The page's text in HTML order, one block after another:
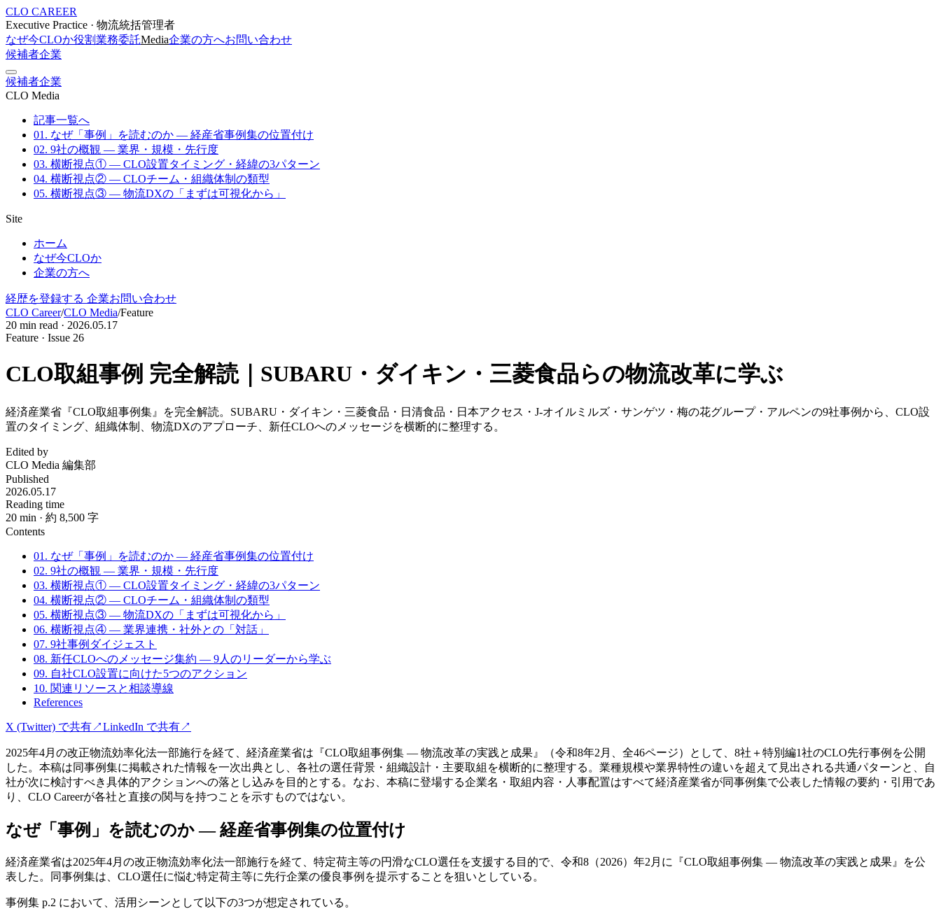
CLO CAREER
Executive Practice · 物流統括管理者
なぜ今CLOか役割業務委託Media企業の方へお問い合わせ
候補者企業
候補者企業
CLO Media
記事一覧へ
01. なぜ「事例」を読むのか — 経産省事例集の位置付け
02. 9社の概観 — 業界・規模・先行度
03. 横断視点① — CLO設置タイミング・経緯の3パターン
04. 横断視点② — CLOチーム・組織体制の類型
05. 横断視点③ — 物流DXの「まずは可視化から」
Site
ホーム
なぜ今CLOか
企業の方へ
経歴を登録する 企業お問い合わせ
CLO Career/CLO Media/Feature
20 min read · 2026.05.17
Feature · Issue 26
CLO取組事例 完全解読｜SUBARU・ダイキン・三菱食品らの物流改革に学ぶ
経済産業省『CLO取組事例集』を完全解読。SUBARU・ダイキン・三菱食品・日清食品・日本アクセス・J-オイルミルズ・サンゲツ・梅の花グループ・アルペンの9社事例から、CLO設
置のタイミング、組織体制、物流DXのアプローチ、新任CLOへのメッセージを横断的に整理する。
Edited by
CLO Media 編集部
Published
2026.05.17
Reading time
20 min · 約 8,500 字
Contents
01. なぜ「事例」を読むのか — 経産省事例集の位置付け
02. 9社の概観 — 業界・規模・先行度
03. 横断視点① — CLO設置タイミング・経緯の3パターン
04. 横断視点② — CLOチーム・組織体制の類型
05. 横断視点③ — 物流DXの「まずは可視化から」
06. 横断視点④ — 業界連携・社外との「対話」
07. 9社事例ダイジェスト
08. 新任CLOへのメッセージ集約 — 9人のリーダーから学ぶ
09. 自社CLO設置に向けた5つのアクション
10. 関連リソースと相談導線
References
X (Twitter) で共有↗LinkedIn で共有↗
2025年4月の改正物流効率化法一部施行を経て、経済産業省は『CLO取組事例集 — 物流改革の実践と成果』（令和8年2月、全46ページ）として、8社＋特別編1社のCLO先行事例を公開
した。本稿は同事例集に掲載された情報を一次出典とし、各社の選任背景・組織設計・主要取組を横断的に整理する。業種規模や業界特性の違いを超えて見出される共通パターンと、自
社が次に検討すべき具体的アクションへの落とし込みを目的とする。なお、本稿に登場する企業名・取組内容・人事配置はすべて経済産業省が同事例集で公表した情報の要約・引用であ
り、CLO Careerが各社と直接の関与を持つことを示すものではない。
なぜ「事例」を読むのか — 経産省事例集の位置付け
経済産業省は2025年4月の改正物流効率化法一部施行を経て、特定荷主等の円滑なCLO選任を支援する目的で、令和8（2026）年2月に『CLO取組事例集 — 物流改革の実践と成果』を公
表した。同事例集は、CLO選任に悩む特定荷主等に先行企業の優良事例を提示することを狙いとしている。
事例集 p.2 において、活用シーンとして以下の3つが想定されている。